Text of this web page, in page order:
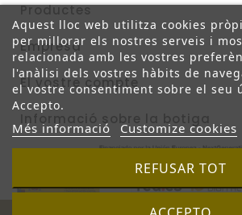
Productes
Empresa
El vostre compte
Informació sobre la botiga
Aquest lloc web utilitza cookies
per millorar els nostres serveis i
relacionada amb les vostres
l'anàlisi dels vostres hàbits de
el vostre consentiment sobre el seu
Accepto.
Més informació Customize cookies
REFUSAR TOT